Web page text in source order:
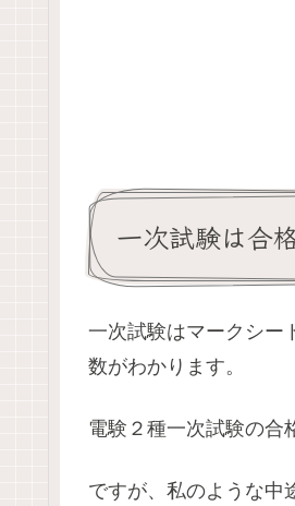
一次試験は合
一次試験はマークシー
数がわかります。
電験２種一次試験の合
ですが、私のような中